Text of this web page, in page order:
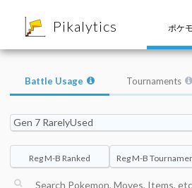
Pikalytics ポケ
Battle Usage Tournaments
Reg M-B Ranked Reg M-B